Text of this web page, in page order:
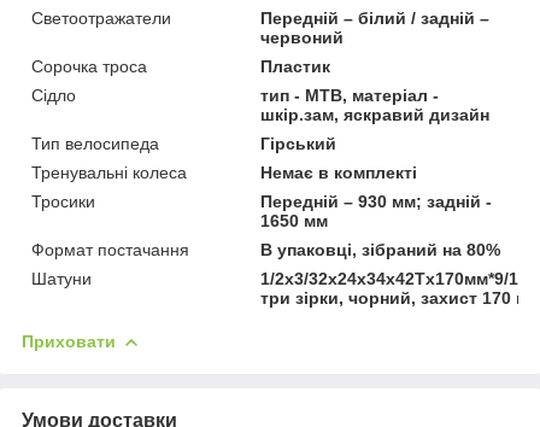
Светоотражатели
Передній – білий / задній –
червоний
Сорочка троса
Пластик
Сідло
тип - MTB, матеріал -
шкір.зам, яскравий дизайн
Тип велосипеда
Гірський
Тренувальні колеса
Немає в комплекті
Тросики
Передній – 930 мм; задній -
1650 мм
Формат постачання
В упаковці, зібраний на 80%
Шатуни
1/2х3/32х24х34х42Tх170мм*9/
три зірки, чорний, захист 170 мм
Приховати
Умови доставки